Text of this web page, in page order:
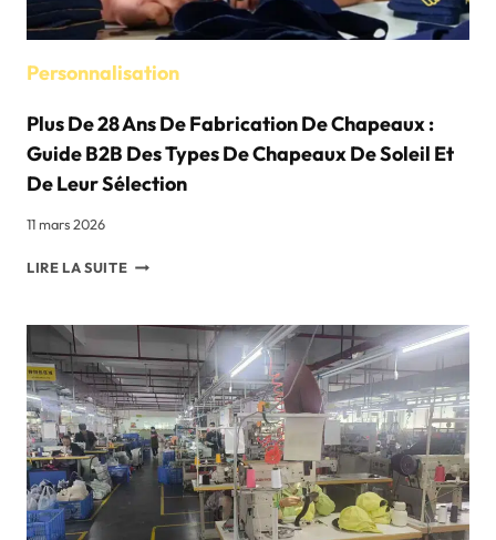
Personnalisation
Plus De 28 Ans De Fabrication De Chapeaux :
Guide B2B Des Types De Chapeaux De Soleil Et
De Leur Sélection
11 mars 2026
LIRE LA SUITEPLUS
ANS
DE
FABRICATION
DE
CHAPEAUX
:
GUIDE
B2B
TYPES